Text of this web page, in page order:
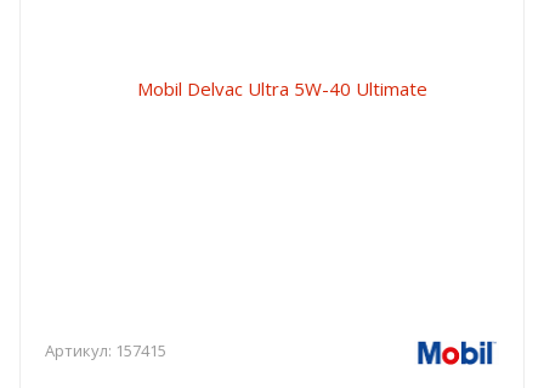
Артикул: 157415